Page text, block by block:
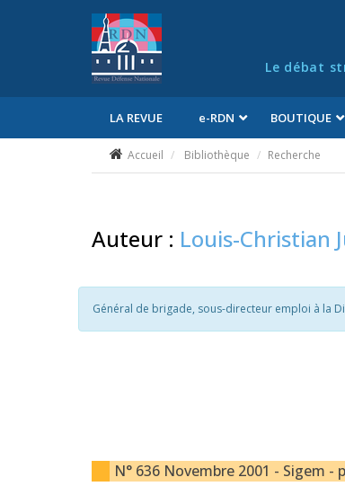
Le débat
LA REVUE e-RDN BOUTIQUE
Accueil Bibliothèque Recherche
Auteur : Louis-Christian
Général de brigade, sous-directeur emploi à la
N° 636 Novembre 2001 - Sigem -